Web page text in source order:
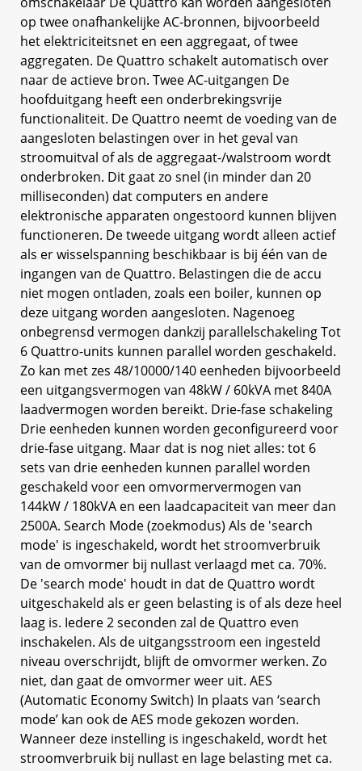
op twee onafhankelijke AC-bronnen, bijvoorbeeld
het elektriciteitsnet en een aggregaat, of twee
aggregaten. De Quattro schakelt automatisch over
naar de actieve bron. Twee AC-uitgangen De
hoofduitgang heeft een onderbrekingsvrije
functionaliteit. De Quattro neemt de voeding van de
aangesloten belastingen over in het geval van
stroomuitval of als de aggregaat-/walstroom wordt
onderbroken. Dit gaat zo snel (in minder dan 20
milliseconden) dat computers en andere
elektronische apparaten ongestoord kunnen blijven
functioneren. De tweede uitgang wordt alleen actief
als er wisselspanning beschikbaar is bij één van de
ingangen van de Quattro. Belastingen die de accu
niet mogen ontladen, zoals een boiler, kunnen op
deze uitgang worden aangesloten. Nagenoeg
onbegrensd vermogen dankzij parallelschakeling Tot
6 Quattro-units kunnen parallel worden geschakeld.
Zo kan met zes 48/10000/140 eenheden bijvoorbeeld
een uitgangsvermogen van 48kW / 60kVA met 840A
laadvermogen worden bereikt. Drie-fase schakeling
Drie eenheden kunnen worden geconfigureerd voor
drie-fase uitgang. Maar dat is nog niet alles: tot 6
sets van drie eenheden kunnen parallel worden
geschakeld voor een omvormervermogen van
144kW / 180kVA en een laadcapaciteit van meer dan
2500A. Search Mode (zoekmodus) Als de 'search
mode' is ingeschakeld, wordt het stroomverbruik
van de omvormer bij nullast verlaagd met ca. 70%.
De 'search mode' houdt in dat de Quattro wordt
uitgeschakeld als er geen belasting is of als deze heel
laag is. Iedere 2 seconden zal de Quattro even
inschakelen. Als de uitgangsstroom een ingesteld
niveau overschrijdt, blijft de omvormer werken. Zo
niet, dan gaat de omvormer weer uit. AES
(Automatic Economy Switch) In plaats van ‘search
mode’ kan ook de AES mode gekozen worden.
Wanneer deze instelling is ingeschakeld, wordt het
stroomverbruik bij nullast en lage belasting met ca.